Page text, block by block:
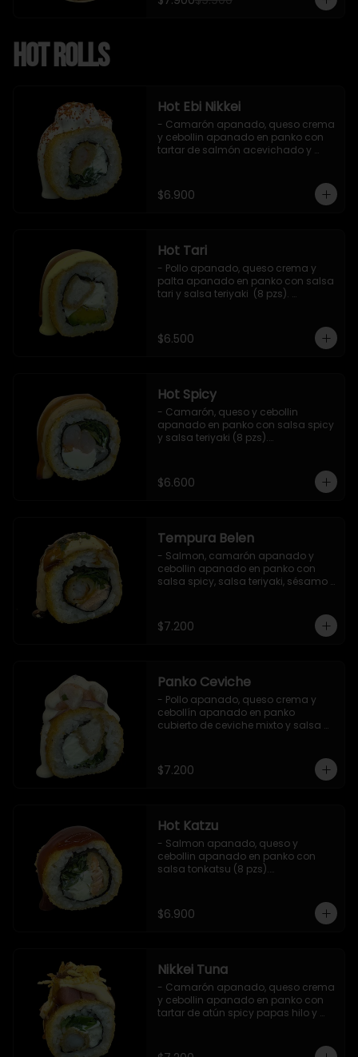
Hot Rolls
Hot Ebi Nikkei
- Camarón apanado, queso crema
y cebollin apanado en panko con
tartar de salmón acevichado y
$6.900
Hot Tari
- Pollo apanado, queso crema y
palta apanado en panko con salsa
tari y salsa teriyaki  (8 pzs).
$6.500
Hot Spicy
- Camarón, queso y cebollin
apanado en panko con salsa spicy
y salsa teriyaki (8 pzs).
$6.600
Tempura Belen
- Salmon, camarón apanado y
cebollin apanado en panko con
salsa spicy, salsa teriyaki, sésamo
$7.200
Panko Ceviche
- Pollo apanado, queso crema y
cebollín apanado en panko
cubierto de ceviche mixto y salsa
$7.200
Hot Katzu
- Salmon apanado, queso y
cebollin apanado en panko con
salsa tonkatsu (8 pzs).
$6.900
Nikkei Tuna
- Camarón apanado, queso crema
y cebollin apanado en panko con
tartar de atún spicy papas hilo y